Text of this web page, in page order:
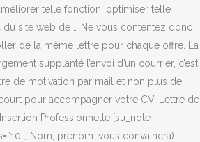
telle fonction, optimiser telle
site web de … Ne vous contentez donc
de la même lettre pour chaque offre. La
supplanté l’envoi d’un courrier, c’est
de motivation par mail et non plus de
pour accompagner votre CV. Lettre de
Professionnelle [su_note
Nom, prénom. vous convaincra).